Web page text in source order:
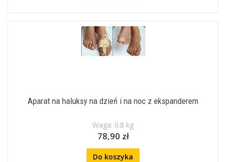
Aparat na haluksy na dzień i na noc z ekspanderem
Waga: 0.8 kg
78,90 zł
Do koszyka